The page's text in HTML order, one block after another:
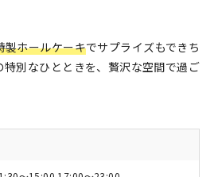
製ホールケーキでサプライズもできち
特別なひとときを、贅沢な空間で過ご